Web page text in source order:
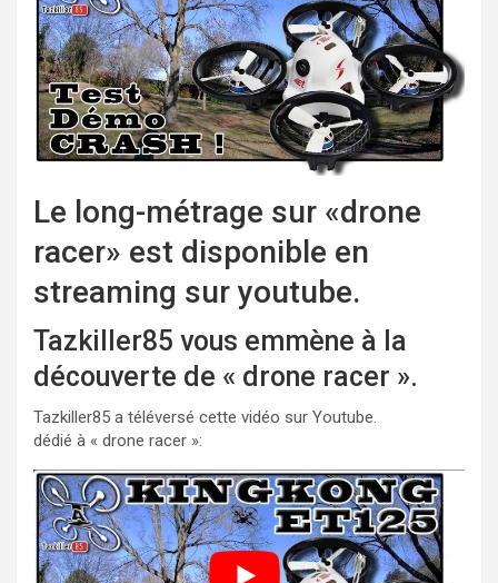
Le long-métrage sur «drone
racer» est disponible en
streaming sur youtube.
Tazkiller85 vous emmène à la
découverte de « drone racer ».
Tazkiller85 a téléversé cette vidéo sur Youtube.
dédié à « drone racer »: